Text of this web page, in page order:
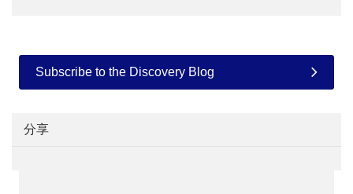
Subscribe to the Discovery Blog
分享